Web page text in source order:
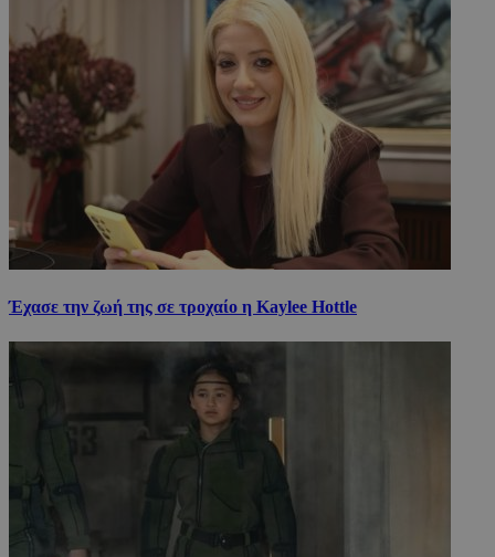
Έχασε την ζωή της σε τροχαίο η Kaylee Hottle